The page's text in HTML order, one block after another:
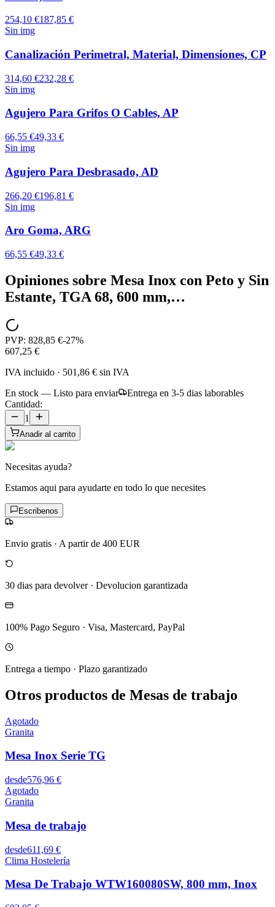
254,10 €187,85 €
Sin img
Canalización Perimetral, Material, Dimensiones, CP
314,60 €232,28 €
Sin img
Agujero Para Grifos O Cables, AP
66,55 €49,33 €
Sin img
Agujero Para Desbrasado, AD
266,20 €196,81 €
Sin img
Aro Goma, ARG
66,55 €49,33 €
Opiniones sobre Mesa Inox con Peto y Sin
Estante, TGA 68, 600 mm,…
PVP: 828,85 €-27%
607,25 €
IVA incluido · 501,86 € sin IVA
En stock — Listo para enviar
Entrega en 3-5 dias laborables
Cantidad:
1
Anadir al carrito
Necesitas ayuda?
Estamos aqui para ayudarte en todo lo que necesites
Escribenos
Envio gratis · A partir de 400 EUR
30 dias para devolver· Devolucion garantizada
100% Pago Seguro · Visa, Mastercard, PayPal
Entrega a tiempo · Plazo garantizado
Otros productos de Mesas de trabajo
Agotado
Granita
Mesa Inox Serie TG
desde576,96 €
Agotado
Granita
Mesa de trabajo
desde611,69 €
Clima Hostelería
Mesa De Trabajo WTW160080SW, 800 mm, Inox